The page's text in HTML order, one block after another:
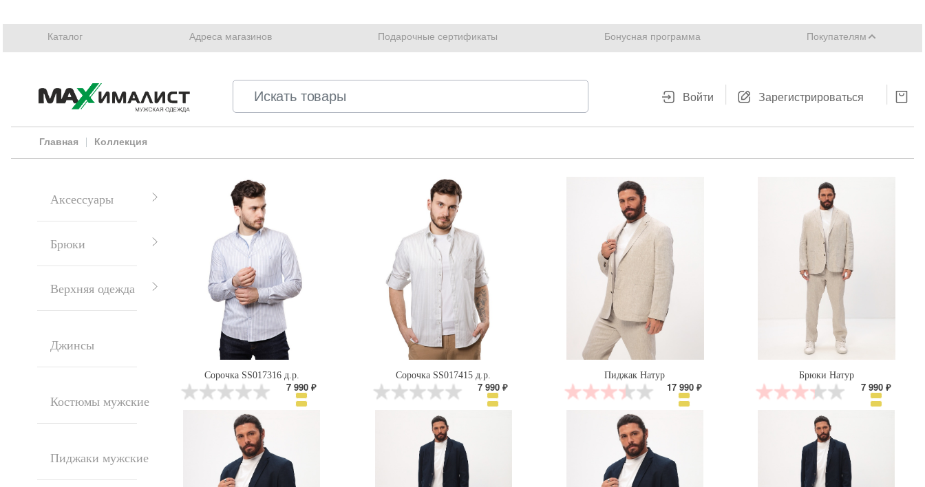
Каталог Адреса магазинов Подарочные сертификаты Бонусная программа Покупателям
Войти Зарегистрироваться
Главная Коллекция
Аксессуары
Брюки
Верхняя одежда
Джинсы
Костюмы мужские
Пиджаки мужские
Сорочка SS017316 д.р.
7 990 ₽
Сорочка SS017415 д.р.
7 990 ₽
Пиджак Натур
17 990 ₽
Брюки Натур
7 990 ₽